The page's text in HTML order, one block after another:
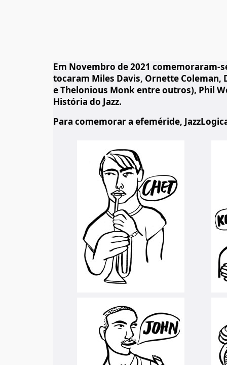
Em Novembro de 2021 comemoraram-
tocaram Miles Davis, Ornette Coleman,
e Thelonious Monk entre outros), Phil
História do Jazz.
Para comemorar a efeméride,